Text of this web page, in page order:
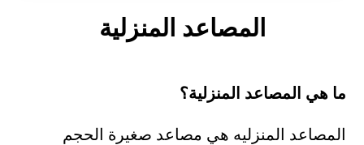
المصاعد المنزلية
ما هي المصاعد المنزلية؟
المصاعد المنزليه هي مصاعد صغيرة الحجم